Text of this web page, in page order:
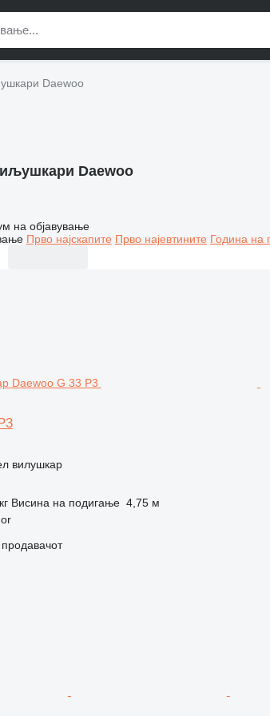
Daewoo
Daewoo
на објавување
Прво најскапите Прво најевтините Година на
вилушкар
Висина на подигање 4,75 м
продавачот